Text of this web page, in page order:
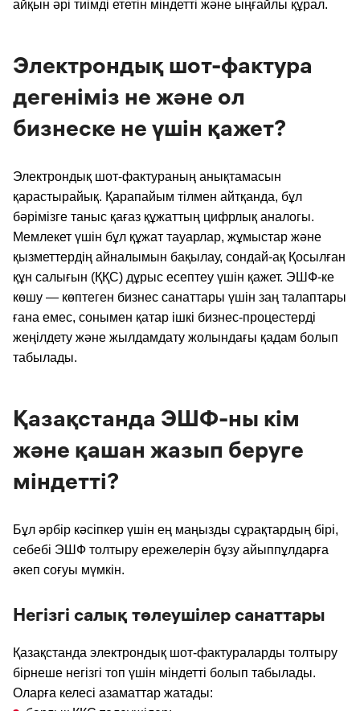
айқын әрі тиімді ететін міндетті және ыңғайлы құрал.
Электрондық шот-фактура
дегеніміз не және ол
бизнеске не үшін қажет?
Электрондық шот-фактураның анықтамасын
қарастырайық. Қарапайым тілмен айтқанда, бұл
бәрімізге таныс қағаз құжаттың цифрлық аналогы.
Мемлекет үшін бұл құжат тауарлар, жұмыстар және
қызметтердің айналымын бақылау, сондай-ақ Қосылған
құн салығын (ҚҚС) дұрыс есептеу үшін қажет. ЭШФ-ке
көшу — көптеген бизнес санаттары үшін заң талаптары
ғана емес, сонымен қатар ішкі бизнес-процестерді
жеңілдету және жылдамдату жолындағы қадам болып
табылады.
Қазақстанда ЭШФ-ны кім
және қашан жазып беруге
міндетті?
Бұл әрбір кәсіпкер үшін ең маңызды сұрақтардың бірі,
себебі ЭШФ толтыру ережелерін бұзу айыппұлдарға
әкеп соғуы мүмкін.
Негізгі салық төлеушілер санаттары
Қазақстанда электрондық шот-фактураларды толтыру
бірнеше негізгі топ үшін міндетті болып табылады.
Оларға келесі азаматтар жатады: